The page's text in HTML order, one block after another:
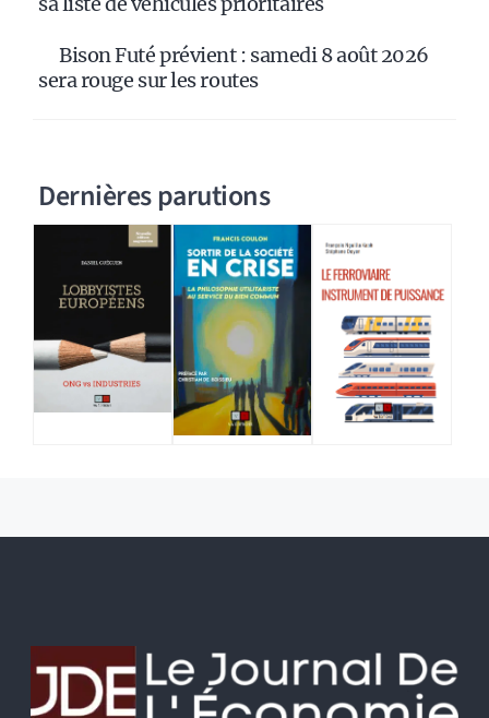
Bison Futé prévient : samedi 8 août 2026
sera rouge sur les routes
Dernières parutions